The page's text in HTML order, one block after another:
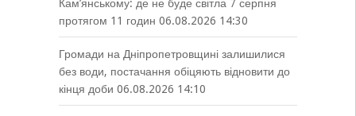
Кам’янському: де не буде світла 7 серпня
протягом 11 годин 06.08.2026 14:30
Громади на Дніпропетровщині залишилися
без води, постачання обіцяють відновити до
кінця доби 06.08.2026 14:10